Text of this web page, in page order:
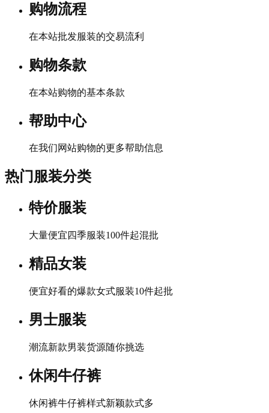
购物流程
在本站批发服装的交易流利
购物条款
在本站购物的基本条款
帮助中心
在我们网站购物的更多帮助信息
热门服装分类
特价服装
大量便宜四季服装100件起混批
精品女装
便宜好看的爆款女式服装10件起批
男士服装
潮流新款男装货源随你挑选
休闲牛仔裤
休闲裤牛仔裤样式新颖款式多